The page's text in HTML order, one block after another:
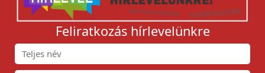
Feliratkozás hírlevelünkre